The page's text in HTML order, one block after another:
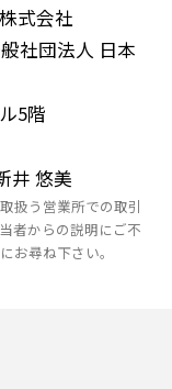
式会社
社団法人 日本
5階
井 悠美
扱う営業所での取引
者からの説明にご不
お尋ね下さい。